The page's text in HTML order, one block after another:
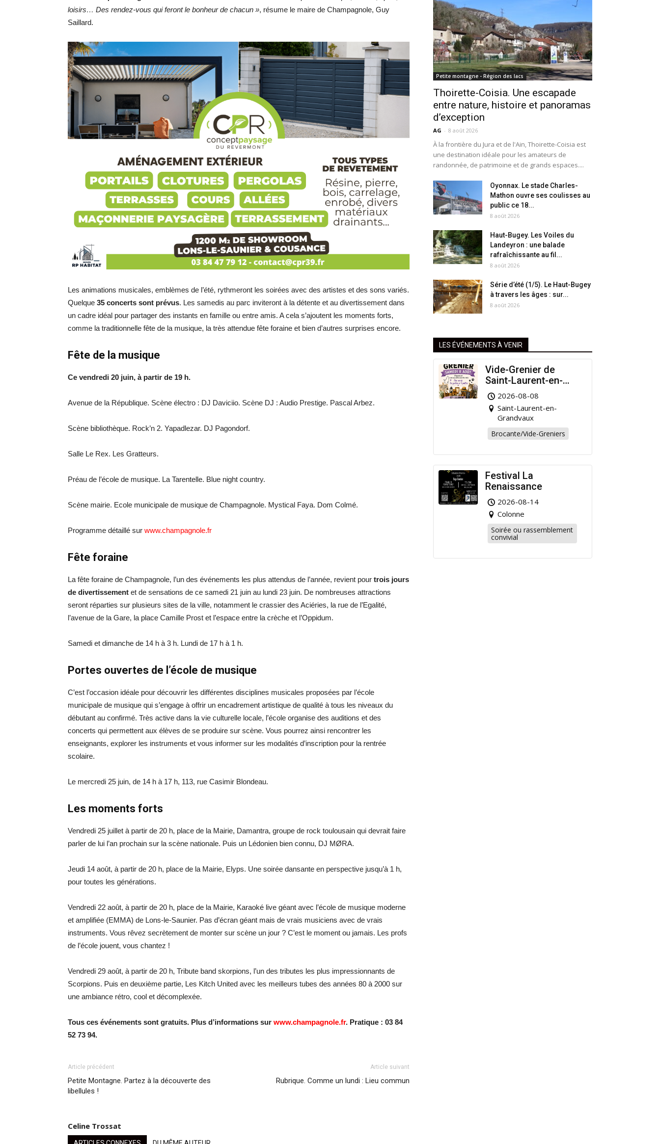
loisirs… Des rendez-vous qui feront le bonheur de chacun », résume le maire de Champagnole, Guy
Saillard.
Les animations musicales, emblèmes de l’été, rythmeront les soirées avec des artistes et des sons variés.
Quelque 35 concerts sont prévus. Les samedis au parc inviteront à la détente et au divertissement dans
un cadre idéal pour partager des instants en famille ou entre amis. A cela s’ajoutent les moments forts,
comme la traditionnelle fête de la musique, la très attendue fête foraine et bien d’autres surprises encore.
Fête de la musique
Ce vendredi 20 juin, à partir de 19 h.
Avenue de la République. Scène électro : DJ Daviciio. Scène DJ : Audio Prestige. Pascal Arbez.
Scène bibliothèque. Rock’n 2. Yapadlezar. DJ Pagondorf.
Salle Le Rex. Les Gratteurs.
Préau de l’école de musique. La Tarentelle. Blue night country.
Scène mairie. Ecole municipale de musique de Champagnole. Mystical Faya. Dom Colmé.
Programme détaillé sur www.champagnole.fr
Fête foraine
La fête foraine de Champagnole, l’un des événements les plus attendus de l’année, revient pour trois jours
de divertissement et de sensations de ce samedi 21 juin au lundi 23 juin. De nombreuses attractions
seront réparties sur plusieurs sites de la ville, notamment le crassier des Aciéries, la rue de l’Egalité,
l’avenue de la Gare, la place Camille Prost et l’espace entre la crèche et l’Oppidum.
Samedi et dimanche de 14 h à 3 h. Lundi de 17 h à 1 h.
Portes ouvertes de l’école de musique
C’est l’occasion idéale pour découvrir les différentes disciplines musicales proposées par l’école
municipale de musique qui s’engage à offrir un encadrement artistique de qualité à tous les niveaux du
débutant au confirmé. Très active dans la vie culturelle locale, l’école organise des auditions et des
concerts qui permettent aux élèves de se produire sur scène. Vous pourrez ainsi rencontrer les
enseignants, explorer les instruments et vous informer sur les modalités d’inscription pour la rentrée
scolaire.
Le mercredi 25 juin, de 14 h à 17 h, 113, rue Casimir Blondeau.
Les moments forts
Vendredi 25 juillet à partir de 20 h, place de la Mairie, Damantra, groupe de rock toulousain qui devrait faire
parler de lui l’an prochain sur la scène nationale. Puis un Lédonien bien connu, DJ MØRA.
Jeudi 14 août, à partir de 20 h, place de la Mairie, Elyps. Une soirée dansante en perspective jusqu’à 1 h,
pour toutes les générations.
Vendredi 22 août, à partir de 20 h, place de la Mairie, Karaoké live géant avec l’école de musique moderne
et amplifiée (EMMA) de Lons-le-Saunier. Pas d’écran géant mais de vrais musiciens avec de vrais
instruments. Vous rêvez secrètement de monter sur scène un jour ? C’est le moment ou jamais. Les profs
de l’école jouent, vous chantez !
Vendredi 29 août, à partir de 20 h, Tribute band skorpions, l’un des tributes les plus impressionnants de
Scorpions. Puis en deuxième partie, Les Kitch United avec les meilleurs tubes des années 80 à 2000 sur
une ambiance rétro, cool et décomplexée.
Tous ces événements sont gratuits. Plus d’informations sur www.champagnole.fr. Pratique : 03 84
52 73 94.
Article précédent
Petite Montagne. Partez à la découverte des
libellules !
Article suivant
Rubrique. Comme un lundi : Lieu commun
Celine Trossat
Petite montagne - Région des lacs
Thoirette-Coisia. Une escapade
entre nature, histoire et panoramas
d’exception
AG - 8 août 2026
À la frontière du Jura et de l'Ain, Thoirette-Coisia est
une destination idéale pour les amateurs de
randonnée, de patrimoine et de grands espaces....
Oyonnax. Le stade Charles-
Mathon ouvre ses coulisses au
public ce 18...
8 août 2026
Haut-Bugey. Les Voiles du
Landeyron : une balade
rafraîchissante au fil...
8 août 2026
Série d’été (1/5). Le Haut-Bugey
à travers les âges : sur...
8 août 2026
LES ÉVÉNEMENTS À VENIR
Vide-Grenier de
Saint-Laurent-en-
Grandvaux : Venez
chiner pour la bonne
cause !
2026-08-08
Saint-Laurent-en-
Grandvaux
Brocante/Vide-Greniers
Festival La
Renaissance
2026-08-14
Colonne
Soirée ou rassemblement
convivial